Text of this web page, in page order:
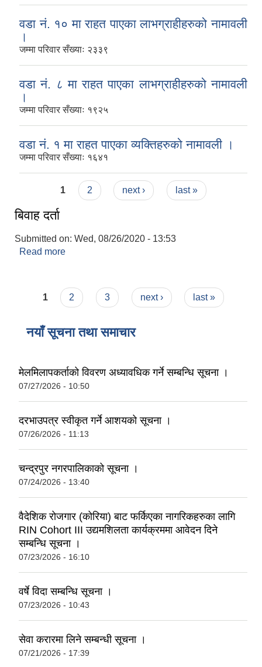
वडा नं. १० मा राहत पाएका लाभग्राहीहरुको नामावली
।
जम्मा परिवार सँख्याः २३३९
वडा नं. ८ मा राहत पाएका लाभग्राहीहरुको नामावली
।
जम्मा परिवार सँख्याः १९२५
वडा नं. १ मा राहत पाएका व्यक्तिहरुको नामावली ।
जम्मा परिवार सँख्याः १६४१
Pages
1 2 next › last »
बिवाह दर्ता
Submitted on: Wed, 08/26/2020 - 13:53
Read more
Pages
1 2 3 next › last »
नयाँ सूचना तथा समाचार
मेलमिलापकर्ताको विवरण अध्यावधिक गर्ने सम्बन्धि सूचना ।
07/27/2026 - 10:50
दरभाउपत्र स्वीकृत गर्ने आशयको सूचना ।
07/26/2026 - 11:13
चन्द्रपुर नगरपालिकाको सूचना ।
07/24/2026 - 13:40
वैदेशिक रोजगार (कोरिया) बाट फर्किएका नागरिकहरुका लागि
RIN Cohort III उद्यमशिलता कार्यक्रममा आवेदन दिने
सम्बन्धि सूचना ।
07/23/2026 - 16:10
वर्षे विदा सम्बन्धि सूचना ।
07/23/2026 - 10:43
सेवा करारमा लिने सम्बन्धी सूचना ।
07/21/2026 - 17:39